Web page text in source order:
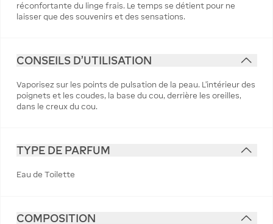
réconfortante du linge frais. Le temps se détient pour ne
laisser que des souvenirs et des sensations.
CONSEILS D'UTILISATION
Vaporisez sur les points de pulsation de la peau. L’intérieur des
poignets et les coudes, la base du cou, derrière les oreilles,
dans le creux du cou.
TYPE DE PARFUM
Eau de Toilette
COMPOSITION